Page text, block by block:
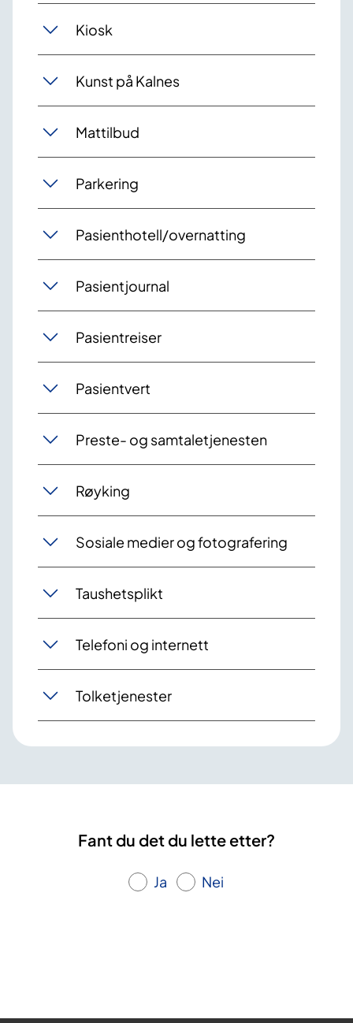
Kiosk
Kunst på Kalnes
Mattilbud
Parkering
Pasienthotell/overnatting
Pasientjournal
Pasientreiser
Pasientvert
Preste- og samtaletjenesten
Røyking
Sosiale medier og fotografering
Taushetsplikt
Telefoni og internett
Tolketjenester
Fant du det du lette etter?
Ja Nei